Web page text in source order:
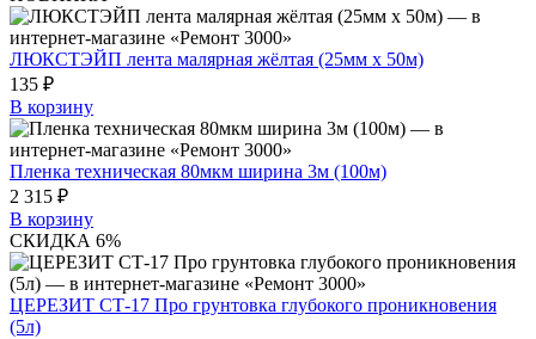
ЛЮКСТЭЙП лента малярная жёлтая (25мм х 50м)
135 ₽
В корзину
Пленка техническая 80мкм ширина 3м (100м)
2 315 ₽
В корзину
СКИДКА 6%
ЦЕРЕЗИТ СТ-17 Про грунтовка глубокого проникновения
(5л)